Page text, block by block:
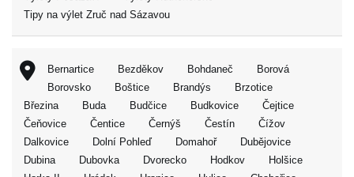
Tipy na výlet Zruč nad Sázavou
Bernartice Bezděkov Bohdaneč
Borová
Borovsko
Boštice Brandýs
Brzotice
Březina
Buda Budčice Budkovice
Čejtice
Čeňovice
Čentice Černýš Čestín
Čížov
Dalkovice
Dolní Pohleď Domahoř
Dubějovice
Dubina
Dubovka Dvorecko Hodkov
Holšice